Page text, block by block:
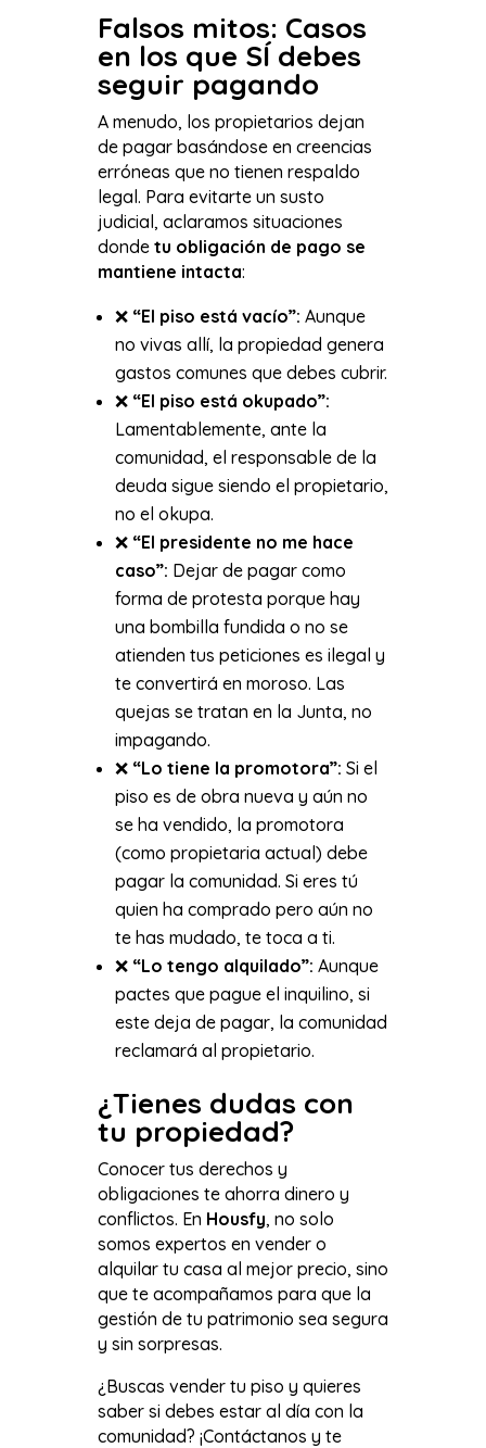
Falsos mitos: Casos
en los que SÍ debes
seguir pagando
A menudo, los propietarios dejan
de pagar basándose en creencias
erróneas que no tienen respaldo
legal. Para evitarte un susto
judicial, aclaramos situaciones
donde tu obligación de pago se
mantiene intacta:
❌ “El piso está vacío”: Aunque
no vivas allí, la propiedad genera
gastos comunes que debes cubrir.
❌ “El piso está okupado”:
Lamentablemente, ante la
comunidad, el responsable de la
deuda sigue siendo el propietario,
no el okupa.
❌ “El presidente no me hace
caso”: Dejar de pagar como
forma de protesta porque hay
una bombilla fundida o no se
atienden tus peticiones es ilegal y
te convertirá en moroso. Las
quejas se tratan en la Junta, no
impagando.
❌ “Lo tiene la promotora”: Si el
piso es de obra nueva y aún no
se ha vendido, la promotora
(como propietaria actual) debe
pagar la comunidad. Si eres tú
quien ha comprado pero aún no
te has mudado, te toca a ti.
❌ “Lo tengo alquilado”: Aunque
pactes que pague el inquilino, si
este deja de pagar, la comunidad
reclamará al propietario.
¿Tienes dudas con
tu propiedad?
Conocer tus derechos y
obligaciones te ahorra dinero y
conflictos. En Housfy, no solo
somos expertos en vender o
alquilar tu casa al mejor precio, sino
que te acompañamos para que la
gestión de tu patrimonio sea segura
y sin sorpresas.
¿Buscas vender tu piso y quieres
saber si debes estar al día con la
comunidad? ¡Contáctanos y te